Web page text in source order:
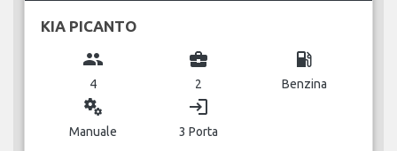
KIA PICANTO
group
4
business_center
2
local_gas_station
Benzina
miscellaneous_services
Manuale
login
3 Porta